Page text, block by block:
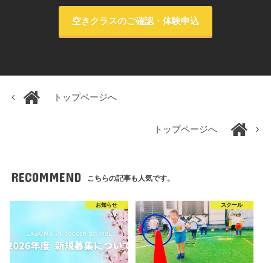
空きクラスのご確認・体験申込
トップページへ
トップページへ
RECOMMEND こちらの記事も人気です。
お知らせ スクール